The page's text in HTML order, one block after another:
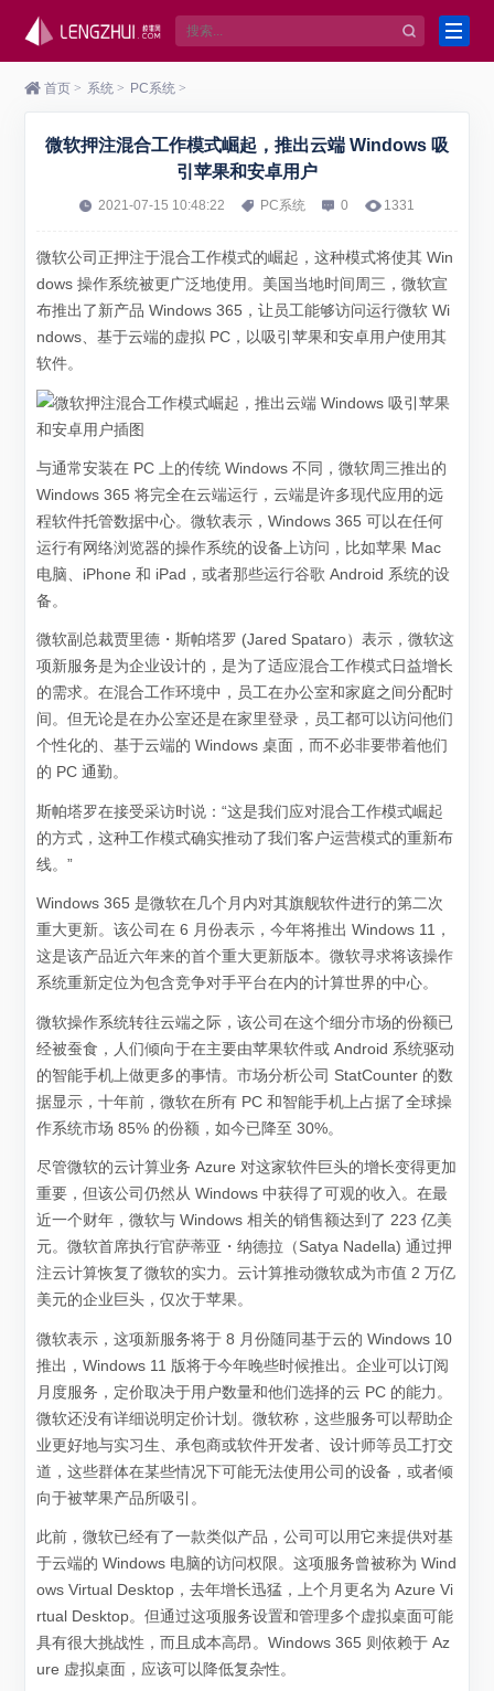
首页 > 系统 > PC系统 >
微软押注混合工作模式崛起，推出云端 Windows 吸
引苹果和安卓用户
2021-07-15 10:48:22 PC系统 0 1331
微软公司正押注于混合工作模式的崛起，这种模式将使其 Win
dows 操作系统被更广泛地使用。美国当地时间周三，微软宣
布推出了新产品 Windows 365，让员工能够访问运行微软 Wi
ndows、基于云端的虚拟 PC ，以吸引苹果和安卓用户使用其
软件。
与通常安装在 PC 上的传统 Windows 不同，微软周三推出的
Windows 365 将完全在云端运行，云端是许多现代应用的远
程软件托管数据中心。微软表示，Windows 365 可以在任何
运行有网络浏览器的操作系统的设备上访问，比如苹果 Mac
电脑、iPhone 和 iPad，或者那些运行谷歌 Android 系统的设
备。
微软副总裁贾里德・斯帕塔罗 (Jared Spataro）表示，微软这
项新服务是为企业设计的，是为了适应混合工作模式日益增长
的需求。在混合工作环境中，员工在办公室和家庭之间分配时
间。但无论是在办公室还是在家里登录，员工都可以访问他们
个性化的、基于云端的 Windows 桌面，而不必非要带着他们
的 PC 通勤。
斯帕塔罗在接受采访时说：“这是我们应对混合工作模式崛起
的方式，这种工作模式确实推动了我们客户运营模式的重新布
线。”
Windows 365 是微软在几个月内对其旗舰软件进行的第二次
重大更新。该公司在 6 月份表示，今年将推出 Windows 11，
这是该产品近六年来的首个重大更新版本。微软寻求将该操作
系统重新定位为包含竞争对手平台在内的计算世界的中心。
微软操作系统转往云端之际，该公司在这个细分市场的份额已
经被蚕食，人们倾向于在主要由苹果软件或 Android 系统驱动
的智能手机上做更多的事情。市场分析公司 StatCounter 的数
据显示，十年前，微软在所有 PC 和智能手机上占据了全球操
作系统市场 85% 的份额，如今已降至 30%。
尽管微软的云计算业务 Azure 对这家软件巨头的增长变得更加
重要，但该公司仍然从 Windows 中获得了可观的收入。在最
近一个财年，微软与 Windows 相关的销售额达到了 223 亿美
元。微软首席执行官萨蒂亚・纳德拉（Satya Nadella) 通过押
注云计算恢复了微软的实力。云计算推动微软成为市值 2 万亿
美元的企业巨头，仅次于苹果。
微软表示，这项新服务将于 8 月份随同基于云的 Windows 10
推出，Windows 11 版将于今年晚些时候推出。企业可以订阅
月度服务，定价取决于用户数量和他们选择的云 PC 的能力。
微软还没有详细说明定价计划。微软称，这些服务可以帮助企
业更好地与实习生、承包商或软件开发者、设计师等员工打交
道，这些群体在某些情况下可能无法使用公司的设备，或者倾
向于被苹果产品所吸引。
此前，微软已经有了一款类似产品，公司可以用它来提供对基
于云端的 Windows 电脑的访问权限。这项服务曾被称为 Wind
ows Virtual Desktop，去年增长迅猛，上个月更名为 Azure Vi
rtual Desktop。但通过这项服务设置和管理多个虚拟桌面可能
具有很大挑战性，而且成本高昂。Windows 365 则依赖于 Az
ure 虚拟桌面，应该可以降低复杂性。